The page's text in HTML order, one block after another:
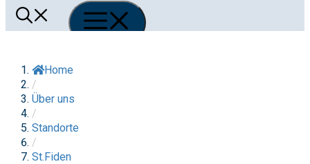
Menü
Home
/
Über uns
/
Standorte
/
St.Fiden